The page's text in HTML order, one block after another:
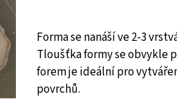
Forma se nanáší ve 2-3
Tloušťka formy se obvykle
forem je ideální pro
povrchů.